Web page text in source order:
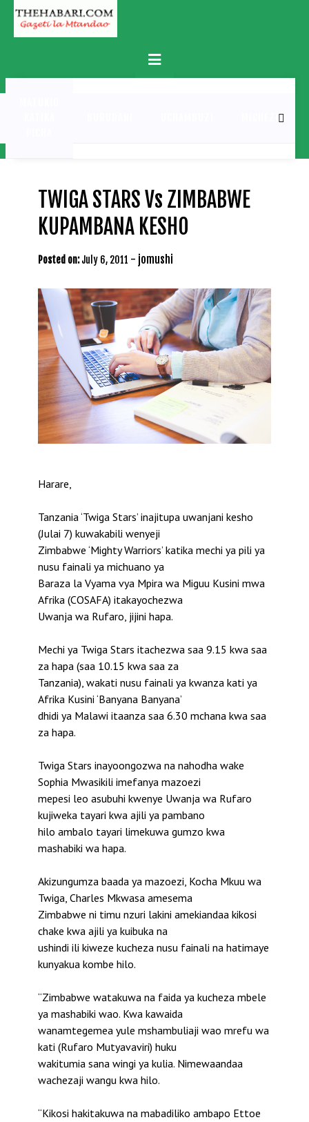
Skip
content
Primary
Menu
MICHEZO
TWIGA STARS Vs ZIMBABWE
KUPAMBANA KESHO
Posted on: July 6, 2011 - jomushi
Harare,
Tanzania ‘Twiga Stars’ inajitupa uwanjani kesho
(Julai 7) kuwakabili wenyeji
Zimbabwe ‘Mighty Warriors’ katika mechi ya pili ya
nusu fainali ya michuano ya
Baraza la Vyama vya Mpira wa Miguu Kusini mwa
Afrika (COSAFA) itakayochezwa
Uwanja wa Rufaro, jijini hapa.
Mechi ya Twiga Stars itachezwa saa 9.15 kwa saa
za hapa (saa 10.15 kwa saa za
Tanzania), wakati nusu fainali ya kwanza kati ya
Afrika Kusini ‘Banyana Banyana’
dhidi ya Malawi itaanza saa 6.30 mchana kwa saa
za hapa.
Twiga Stars inayoongozwa na nahodha wake
Sophia Mwasikili imefanya mazoezi
mepesi leo asubuhi kwenye Uwanja wa Rufaro
kujiweka tayari kwa ajili ya pambano
hilo ambalo tayari limekuwa gumzo kwa
mashabiki wa hapa.
Akizungumza baada ya mazoezi, Kocha Mkuu wa
Twiga, Charles Mkwasa amesema
Zimbabwe ni timu nzuri lakini amekiandaa kikosi
chake kwa ajili ya kuibuka na
ushindi ili kiweze kucheza nusu fainali na hatimaye
kunyakua kombe hilo.
“Zimbabwe watakuwa na faida ya kucheza mbele
ya mashabiki wao. Kwa kawaida
wanamtegemea yule mshambuliaji wao mrefu wa
kati (Rufaro Mutyavaviri) huku
wakitumia sana wingi ya kulia. Nimewaandaa
wachezaji wangu kwa hilo.
“Kikosi hakitakuwa na mabadiliko ambapo Ettoe